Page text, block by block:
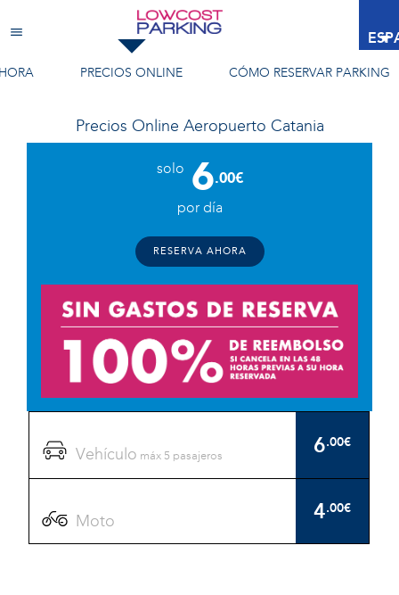
Aeropuerto Catania
PRECIOS ONLINE CÓMO RESERVAR PARKING
Precios Online Aeropuerto Catania
solo 6.00€
por día
RESERVA AHORA
Vehículo máx 5 pasajeros 6.00€
Moto 4.00€